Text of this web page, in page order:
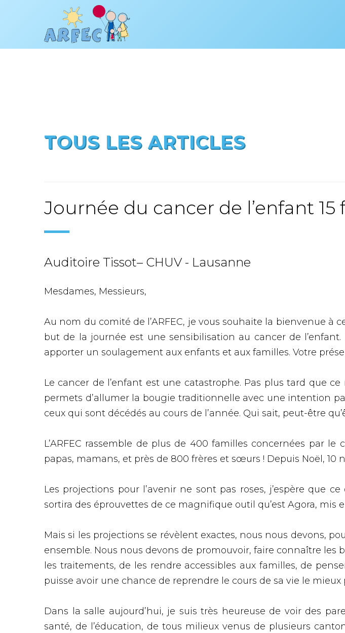
TOUS LES ARTICLES
Journée du cancer de l’enfant 15
Auditoire Tissot– CHUV - Lausanne
Mesdames, Messieurs,
Au nom du comité de l’ARFEC, je vous souhaite la bienvenue à
but de la journée est une sensibilisation au cancer de
apporter un soulagement aux enfants et aux familles. Votre
Le cancer de l’enfant est une catastrophe. Pas plus tard que
permets d’allumer la bougie traditionnelle avec une intention
ceux qui sont décédés au cours de l’année. Qui sait, peut-être
L’ARFEC rassemble de plus de 400 familles concernées par
papas, mamans, et près de 800 frères et sœurs ! Depuis Noël, 10
Les projections pour l’avenir ne sont pas roses, j’espère que
sortira des éprouvettes de ce magnifique outil qu’est Agora, mis en
Mais si les projections se révèlent exactes, nous nous devons,
ensemble. Nous nous devons de promouvoir, faire connaître
les traitements, de les rendre accessibles aux familles, de
puisse avoir une chance de reprendre le cours de sa vie le mieux
Dans la salle aujourd’hui, je suis très heureuse de voir des
santé, de l’éducation, de tous milieux venus de plusieurs